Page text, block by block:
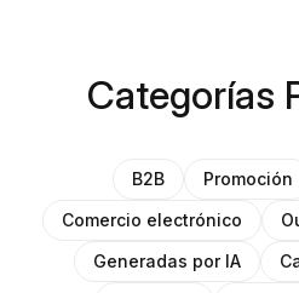
Categorías
B2B Promoción
Comercio electrónico
Generadas por IA